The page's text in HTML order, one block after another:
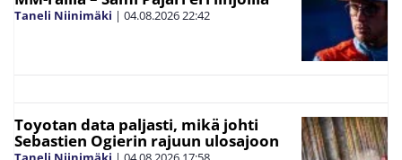
Taneli Niinimäki | 04.08.202622:42
Toyotan data paljasti, mikä johti
Sebastien Ogierin rajuun ulosajoon